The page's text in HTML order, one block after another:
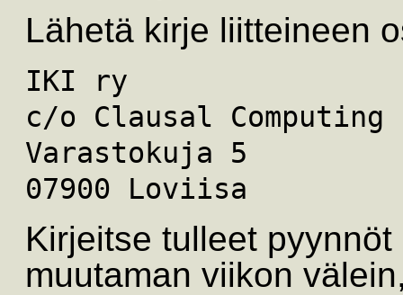
Lähetä kirje liitteineen
IKI ry
c/o Clausal Computing
Varastokuja 5
07900 Loviisa
Kirjeitse tulleet
muutaman viikon